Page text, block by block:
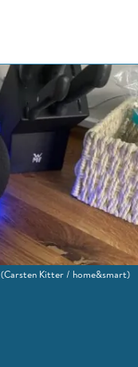
(Carsten Kitter / home&smart)